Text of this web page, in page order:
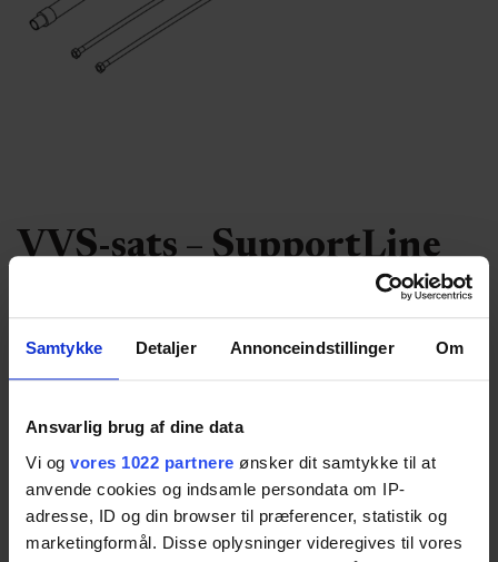
Samtykke Detaljer Annonceindstillinger Om
Ansvarlig brug af dine data
Vi og vores 1022 partnere ønsker dit samtykke til at
anvende cookies og indsamle persondata om IP-
adresse, ID og din browser til præferencer, statistik og
marketingformål. Disse oplysninger videregives til vores
VVS-sats – SupportLine
Dieses VVS-sats muss für die elektrische und
SupportLine-Waschbecken gekauft werden,
liegen oder wenn das Becken mit seitlicher
verschiebung montiert ist und Wasseranschluss
sowie Abfluss neben der verschiebung liegen.
Art. Nr.:40-44034